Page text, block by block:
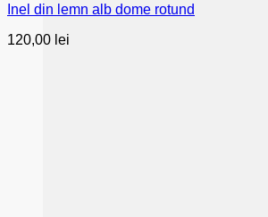
Inel din lemn alb dome rotund
120,00 lei